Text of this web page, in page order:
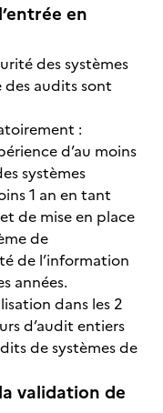
en
des systèmes
audits sont
:
d’au moins
systèmes
1 an en tant
de mise en place
de
de l’information
années.
dans les 2
d’audit entiers
de systèmes de
validation de